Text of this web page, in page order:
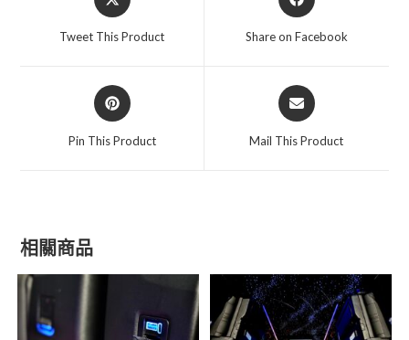
in
Tweet This Product
in
Share on Facebook
Opens
in
Pin This Product
Opens
in
Mail This Product
相關商品